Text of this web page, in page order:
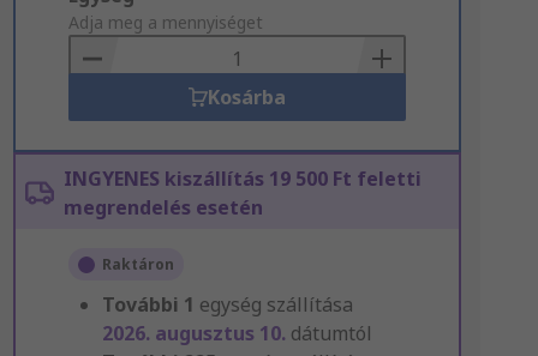
to
Basket
Adja meg a mennyiséget
Kosárba
INGYENES kiszállítás 19 500 Ft feletti
megrendelés esetén
Raktáron
További 1 egység szállítása
2026. augusztus 10. dátumtól